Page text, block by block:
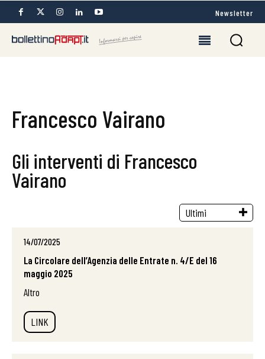
Newsletter
Francesco Vairano
Gli interventi di Francesco
Vairano
14/07/2025
La Circolare dell’Agenzia delle Entrate n. 4/E del 16
maggio 2025
Altro
LINK